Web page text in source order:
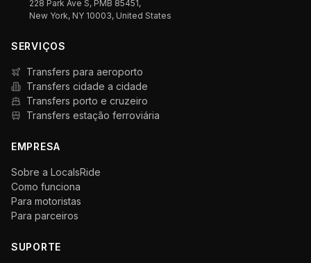
228 Park Ave S, PMB 85451,
New York, NY 10003, United States
SERVIÇOS
Transfers para aeroporto
Transfers cidade a cidade
Transfers porto e cruzeiro
Transfers estação ferroviária
EMPRESA
Sobre a LocalsRide
Como funciona
Para motoristas
Para parceiros
SUPORTE